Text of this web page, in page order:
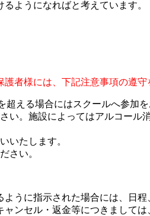
ようになればと考えています。
者様には、下記注意事項の遵守
える場合にはスクールへ参加を
い。施設によってはアルコール
いたします。
さい。
うに指示された場合には、日
ンセル・返金等につきましては